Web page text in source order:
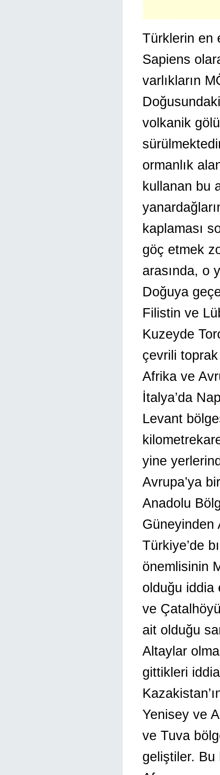
Türklerin en
Sapiens
varlıkların
volkanik
ormanlık
kullanan bu
kaplaması
göç etmek
arasında, o
Doğuya
Filistin ve
Kuzeyde
çevrili
Afrika ve
İtalya’da
Levant
yine
Avrupa’ya
Anadolu
Güneyinden
Türkiye’de
önemlisinin
olduğu iddia
ve
ait olduğu
Altaylar
gittikleri
Yenisey ve
ve Tuva
geliştiler. Bu